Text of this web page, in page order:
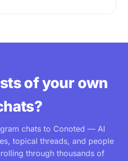
of your own
chats to Conoted — AI
topical threads, and people
through thousands of